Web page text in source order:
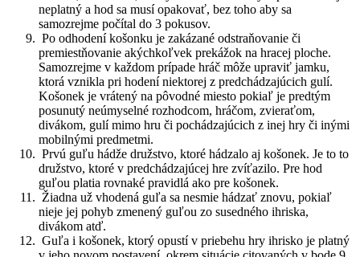
neplatný a hod sa musí opakovať, bez toho aby sa
samozrejme počítal do 3 pokusov.
Po odhodení košonku je zakázané odstraňovanie či
premiestňovanie akýchkoľvek prekážok na hracej ploche.
Samozrejme v každom prípade hráč môže upraviť jamku,
ktorá vznikla pri hodení niektorej z predchádzajúcich gulí.
Košonek je vrátený na pôvodné miesto pokiaľ je predtým
posunutý neúmyselné rozhodcom, hráčom, zvieraťom,
divákom, gulí mimo hru či pochádzajúcich z inej hry či inými
mobilnými predmetmi.
Prvú guľu hádže družstvo, ktoré hádzalo aj košonek. Je to to
družstvo, ktoré v predchádzajúcej hre zvíťazilo. Pre hod
guľou platia rovnaké pravidlá ako pre košonek.
Žiadna už vhodená guľa sa nesmie hádzať znovu, pokiaľ
nieje jej pohyb zmenený guľou zo susedného ihriska,
divákom atď.
Guľa i košonek, ktorý opustí v priebehu hry ihrisko je platný